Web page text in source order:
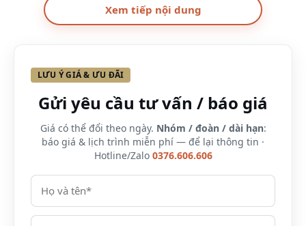
1. Vị trí địa chỉ của Avani Quy Nhon Resort ở đâu,
có gì?
Địa chỉ: Ghenh Rang,, Bai Dai Beach, Bình Định
Xem tiếp nội dung
LƯU Ý GIÁ & ƯU ĐÃI
Gửi yêu cầu tư vấn / báo giá
Giá có thể đổi theo ngày. Nhóm / đoàn / dài hạn:
báo giá & lịch trình miễn phí — để lại thông tin ·
Hotline/Zalo 0376.606.606